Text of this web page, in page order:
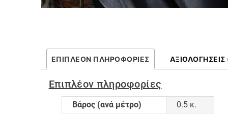
ΕΠΙΠΛΈΟΝ ΠΛΗΡΟΦΟΡΊΕΣ ΑΞΙΟΛΟΓΉΣΕΙΣ
Επιπλέον πληροφορίες
Βάρος (ανά μέτρο) 0.5 κ.